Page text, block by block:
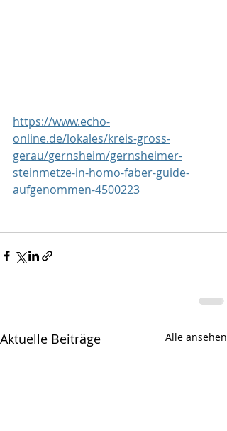
https://www.echo-
online.de/lokales/kreis-gross-
gerau/gernsheim/gernsheimer-
steinmetze-in-homo-faber-guide-
aufgenommen-4500223
Aktuelle Beiträge Alle ansehen